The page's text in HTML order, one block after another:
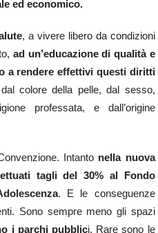
ed economico.
, a vivere libero da condizioni
ad un’educazione di qualità e
a rendere effettivi questi diritti
colore della pelle, dal sesso,
professata, e dall’origine
Intanto nella nuova
tagli del 30% al Fondo
. E le conseguenze
Sono sempre meno gli spazi
i parchi pubblici. Rare sono le